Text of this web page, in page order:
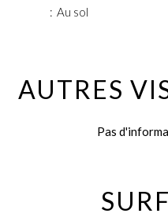
Au sol
AUTRES
Pas